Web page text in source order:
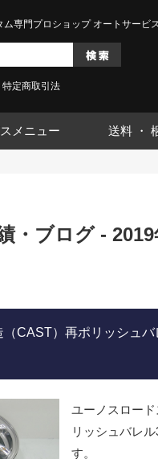
専門プロショップ オートサービ
特定商取引法
メニュー 送料 ・
・ブログ - 2019
CAST）再ポリッシュ
ユーノスロー
リッシュバレ
す。